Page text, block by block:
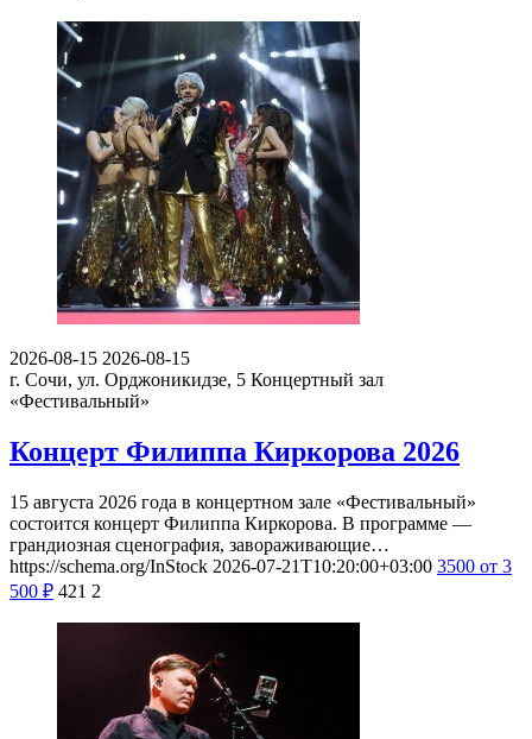
2026-08-15 2026-08-15
г. Сочи, ул. Орджоникидзе, 5 Концертный зал
«Фестивальный»
Концерт Филиппа Киркорова 2026
15 августа 2026 года в концертном зале «Фестивальный»
состоится концерт Филиппа Киркорова. В программе —
грандиозная сценография, завораживающие…
https://schema.org/InStock 2026-07-21T10:20:00+03:00 3500 от 3
500 ₽ 421 2